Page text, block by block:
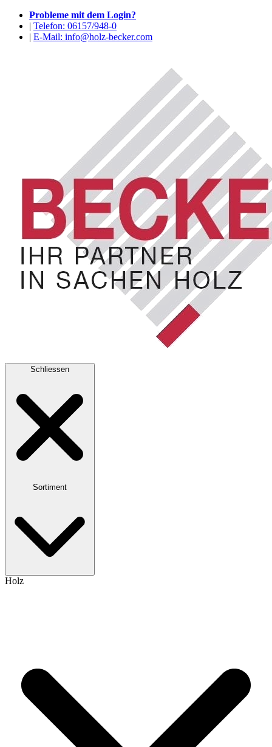
Probleme mit dem Login?
| Telefon: 06157/948-0
| E-Mail: info@holz-becker.com
Schliessen
Sortiment
Holz